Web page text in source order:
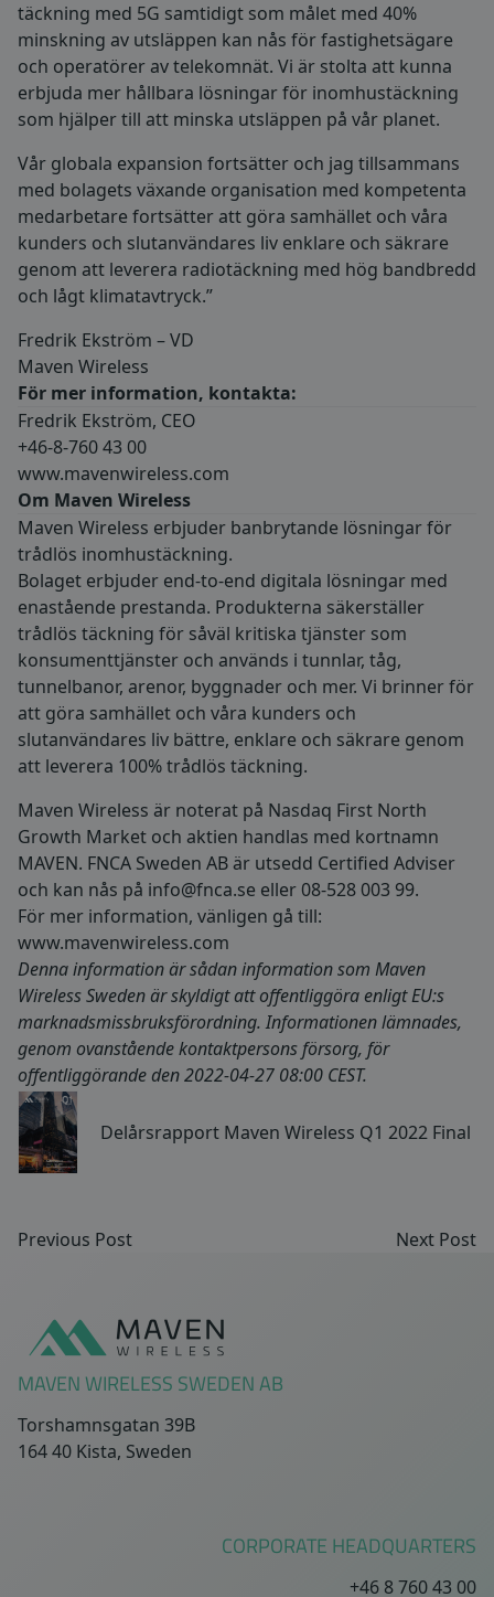
täckning med 5G samtidigt som målet med 40%
minskning av utsläppen kan nås för fastighetsägare
och operatörer av telekomnät. Vi är stolta att kunna
erbjuda mer hållbara lösningar för inomhustäckning
som hjälper till att minska utsläppen på vår planet.
Vår globala expansion fortsätter och jag tillsammans
med bolagets växande organisation med kompetenta
medarbetare fortsätter att göra samhället och våra
kunders och slutanvändares liv enklare och säkrare
genom att leverera radiotäckning med hög bandbredd
och lågt klimatavtryck.”
Fredrik Ekström – VD
Maven Wireless
För mer information, kontakta:
Fredrik Ekström, CEO
+46-8-760 43 00
www.mavenwireless.com
Om Maven Wireless
Maven Wireless erbjuder banbrytande lösningar för
trådlös inomhustäckning.
Bolaget erbjuder end-to-end digitala lösningar med
enastående prestanda. Produkterna säkerställer
trådlös täckning för såväl kritiska tjänster som
konsumenttjänster och används i tunnlar, tåg,
tunnelbanor, arenor, byggnader och mer. Vi brinner för
att göra samhället och våra kunders och
slutanvändares liv bättre, enklare och säkrare genom
att leverera 100% trådlös täckning.
Maven Wireless är noterat på Nasdaq First North
Growth Market och aktien handlas med kortnamn
MAVEN. FNCA Sweden AB är utsedd Certified Adviser
och kan nås på info@fnca.se eller 08-528 003 99.
För mer information, vänligen gå till:
www.mavenwireless.com
Denna information är sådan information som Maven
Wireless Sweden är skyldigt att offentliggöra enligt EU:s
marknadsmissbruksförordning. Informationen lämnades,
genom ovanstående kontaktpersons försorg, för
offentliggörande den 2022-04-27 08:00 CEST.
Delårsrapport Maven Wireless Q1 2022 Final
Previous Post Next Post
MAVEN WIRELESS SWEDEN AB
Torshamnsgatan 39B
164 40 Kista, Sweden
CORPORATE HEADQUARTERS
+46 8 760 43 00